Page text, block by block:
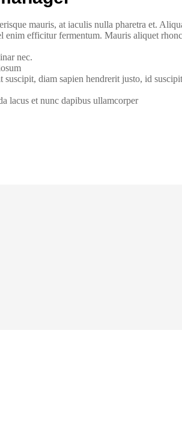
mauris, at iaculis nulla pharetra et.
enim efficitur fermentum. Mauris aliquet
nec.
suscipit, diam sapien hendrerit justo, id suscipit
lacus et nunc dapibus ullamcorper